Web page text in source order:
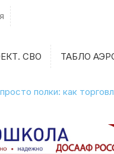
СВО ТАБЛО
полки: как